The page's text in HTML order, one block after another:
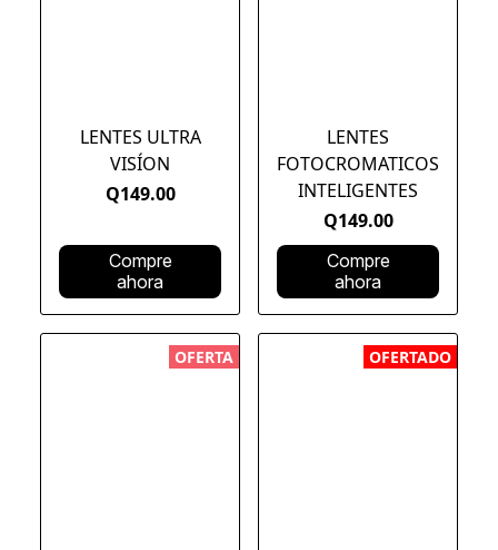
LENTES ULTRA
VISÍON
Q149.00
Compre
ahora
LENTES
FOTOCROMATICOS
INTELIGENTES
Q149.00
Compre
ahora
OFERTA OFERTADO